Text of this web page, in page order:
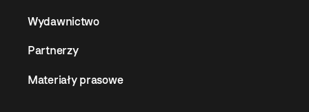
Wydawnictwo
Partnerzy
Materiały prasowe